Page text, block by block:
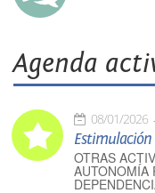
Agenda
08/01/2026
OTRAS
AUTONOMÍA